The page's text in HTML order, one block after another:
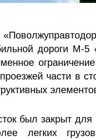
дороги М-
части в
был закрыт
легких